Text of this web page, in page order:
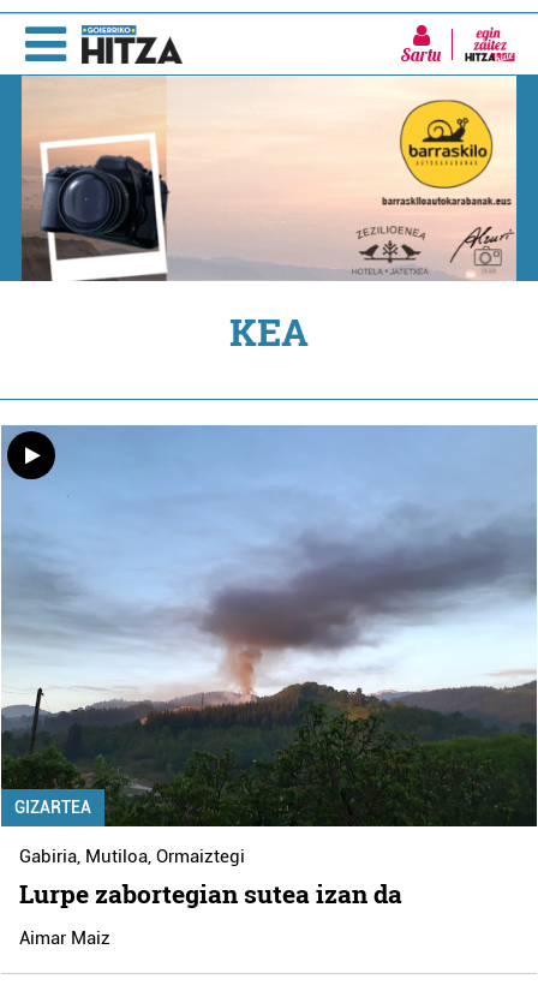
Sartu
KEA
GIZARTEA
Gabiria, Mutiloa,Ormaiztegi
Lurpe zabortegian sutea izan da
Aimar Maiz